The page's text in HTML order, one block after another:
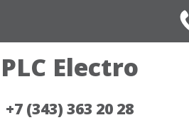
PLC Electro
+7 (343) 363 20 28